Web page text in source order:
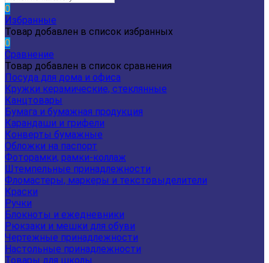
0
Избранные
Товар добавлен в список избранных
0
Сравнение
Товар добавлен в список сравнения
Посуда для дома и офиса
Кружки керамические, стеклянные
Канцтовары
Бумага и бумажная продукция
Карандаши и грифели
Конверты бумажные
Обложки на паспорт
Фоторамки, рамки-коллаж
Штемпельные принадлежности
Фломастеры, маркеры и текстовыделители
Краски
Ручки
Блокноты и ежедневники
Рюкзаки и мешки для обуви
Чертежные принадлежности
Настольные принадлежности
Товары для школы